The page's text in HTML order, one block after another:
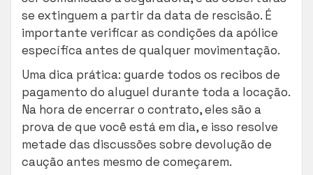
se extinguem a partir da data de rescisão. É
importante verificar as condições da apólice
específica antes de qualquer movimentação.
Uma dica prática: guarde todos os recibos de
pagamento do aluguel durante toda a locação.
Na hora de encerrar o contrato, eles são a
prova de que você está em dia, e isso resolve
metade das discussões sobre devolução de
caução antes mesmo de começarem.